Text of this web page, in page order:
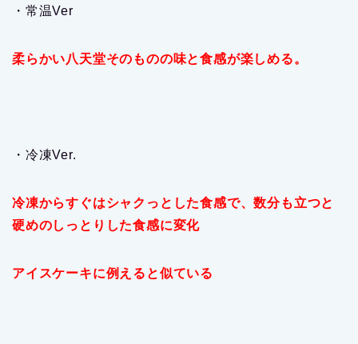
・常温Ver
柔らかい八天堂そのものの味と食感が楽しめる。
・冷凍Ver.
冷凍からすぐはシャクっとした食感で、数分も立つと
硬めのしっとりした食感に変化
アイスケーキに例えると似ている